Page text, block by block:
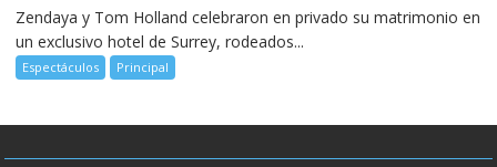
Zendaya y Tom Holland celebraron en privado su matrimonio en
un exclusivo hotel de Surrey, rodeados...
Espectáculos Principal